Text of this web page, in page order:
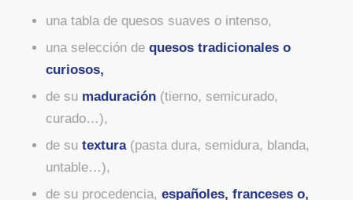
una tabla de quesos suaves o intenso,
una selección de quesos tradicionales o
curiosos,
de su maduración(tierno, semicurado,
curado…),
de su textura(pasta dura, semidura, blanda,
untable…),
de su procedencia, españoles, franceses o,